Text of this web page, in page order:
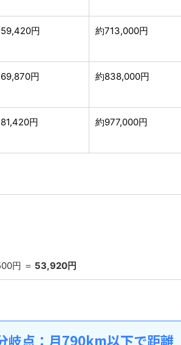
59,420円 約713,000円
69,870円 約838,000円
81,420円 約977,000円
円 ＝ 53,920円
岐点：月790km以下で距離